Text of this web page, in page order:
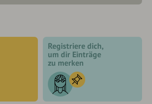
Registriere dich,
um dir Einträge
zu merken